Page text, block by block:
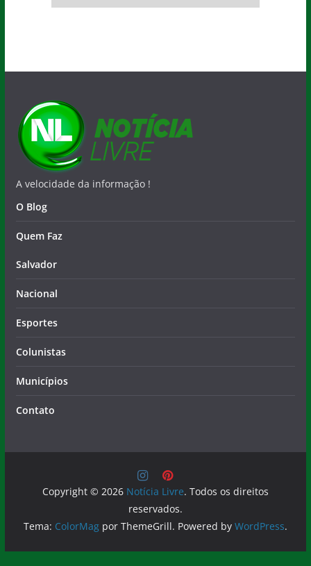
A velocidade da informação !
O Blog
Quem Faz
Salvador
Nacional
Esportes
Colunistas
Municípios
Contato
Copyright © 2026 Notícia Livre. Todos os direitos
reservados.
Tema: ColorMagpor ThemeGrill. Powered by WordPress.